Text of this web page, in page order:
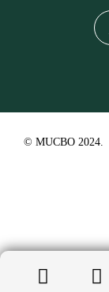
© MUCBO 2024.